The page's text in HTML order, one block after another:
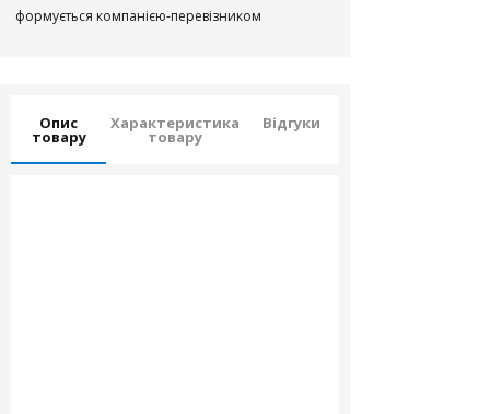
формується компанією-перевізником
Опис
товару
Характеристика
товару
Відгуки